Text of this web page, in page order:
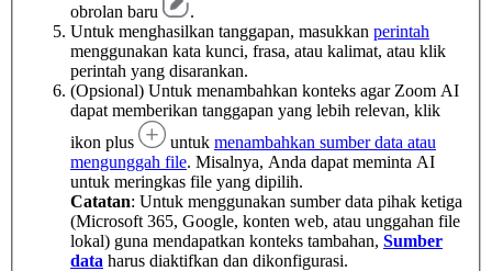
obrolan baru
.
Untuk menghasilkan tanggapan, masukkan perintah
menggunakan kata kunci, frasa, atau kalimat, atau klik
perintah yang disarankan.
(Opsional) Untuk menambahkan konteks agar Zoom AI
dapat memberikan tanggapan yang lebih relevan, klik
ikon plus
untuk menambahkan sumber data atau
mengunggah file. Misalnya, Anda dapat meminta AI
untuk meringkas file yang dipilih.
Catatan: Untuk menggunakan sumber data pihak ketiga
(Microsoft 365, Google, konten web, atau unggahan file
lokal) guna mendapatkan konteks tambahan, Sumber
data harus diaktifkan dan dikonfigurasi.